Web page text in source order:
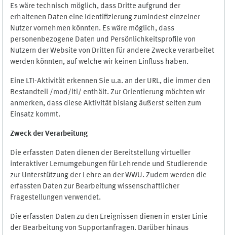
Es wäre technisch möglich, dass Dritte aufgrund der
erhaltenen Daten eine Identifizierung zumindest einzelner
Nutzer vornehmen könnten. Es wäre möglich, dass
personenbezogene Daten und Persönlichkeitsprofile von
Nutzern der Website von Dritten für andere Zwecke verarbeitet
werden könnten, auf welche wir keinen Einfluss haben.
Eine LTI-Aktivität erkennen Sie u.a. an der URL, die immer den
Bestandteil /mod/lti/ enthält. Zur Orientierung möchten wir
anmerken, dass diese Aktivität bislang äußerst selten zum
Einsatz kommt.
Zweck der Verarbeitung
Die erfassten Daten dienen der Bereitstellung virtueller
interaktiver Lernumgebungen für Lehrende und Studierende
zur Unterstützung der Lehre an der WWU. Zudem werden die
erfassten Daten zur Bearbeitung wissenschaftlicher
Fragestellungen verwendet.
Die erfassten Daten zu den Ereignissen dienen in erster Linie
der Bearbeitung von Supportanfragen. Darüber hinaus